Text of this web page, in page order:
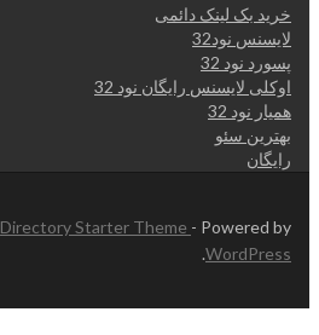
خرید بک لینک دائمی
لایسنس نود32
پسورد نود 32
اوکلی لایسنس رایگان نود 32
همیار نود 32
بهترین سئو
رایگان
Directory Starter Theme - Powered by
WordPress
.